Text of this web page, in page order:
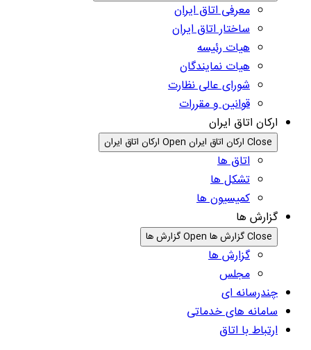
معرفی اتاق ایران
ساختار اتاق ایران
هیات رئیسه
هیات نمایندگان
شورای عالی نظارت
قوانین و مقررات
ارکان اتاق ایران
Close ارکان اتاق ایران Open ارکان اتاق ایران
اتاق ها
تشکل ها
کمیسیون ها
گزارش ها
Close گزارش ها Open گزارش ها
گزارش ها
مجلس
چندرسانه ای
سامانه های خدماتی
ارتباط با اتاق